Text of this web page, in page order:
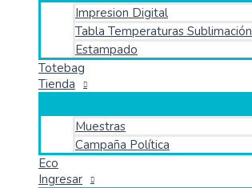
Impresion Digital
Tabla Temperaturas Sublimación
Estampado
Totebag
Tienda
Muestras
Campaña Política
Eco
Ingresar